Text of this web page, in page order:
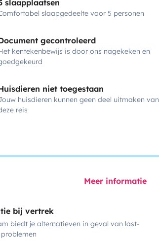
slaapplaatsen
slaapgedeelte voor 5 personen
gecontroleerd
kentekenbewijs is door ons nagekeken en
niet toegestaan
huisdieren kunnen geen deel uitmaken van
reis
Meer informatie
bij vertrek
biedt je alternatieven in geval van last-